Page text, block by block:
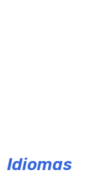
Idiomas